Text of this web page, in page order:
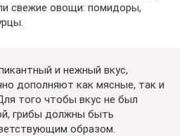
свежие овощи: помидоры,
и нежный вкус,
дополняют как мясные, так и
того чтобы вкус не был
грибы должны быть
образом.